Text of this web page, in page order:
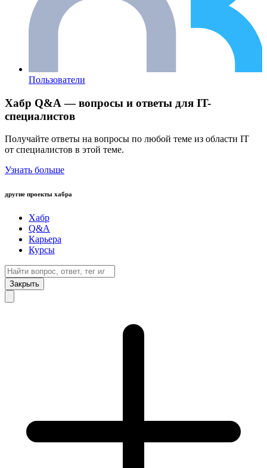
Пользователи
Хабр Q&A — вопросы и ответы для IT-
специалистов
Получайте ответы на вопросы по любой теме из области IT
от специалистов в этой теме.
Узнать больше
другие проекты хабра
Хабр
Q&A
Карьера
Курсы
Закрыть